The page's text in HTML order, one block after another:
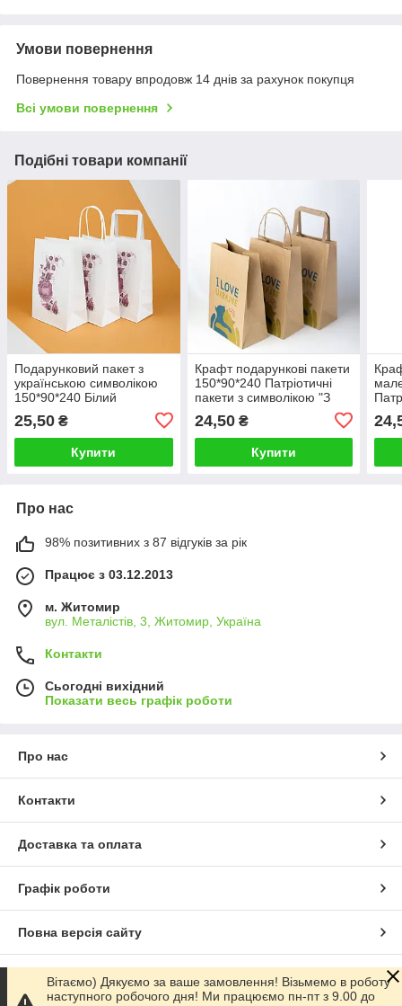
Умови повернення
Повернення товару впродовж 14 днів за рахунок покупця
Всі умови повернення
Подібні товари компанії
Подарунковий пакет з
українською символікою
150*90*240 Білий
української тематики
Петриківка
25,50 ₴
Купити
Крафт подарункові пакети
150*90*240 Патріотичні
пакети з символікою "З
дном
24,50₴
Купити
Про нас
98% позитивних з 87 відгуків за рік
Працює з 03.12.2013
м. Житомир
вул. Металістів, 3, Житомир, Україна
Контакти
Сьогодні вихідний
Показати весь графік роботи
Про нас
Контакти
Доставка та оплата
Графік роботи
Повна версія сайту
Сайт створено на маркетплейсі
Вітаємо) Дякуємо за ваше замовлення! Візьмемо в роботу
наступного робочого дня! Ми працюємо пн-пт з 9.00 до